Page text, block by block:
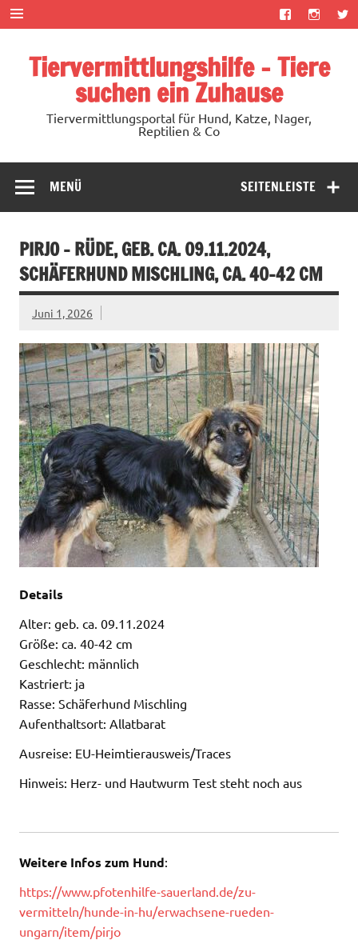
Zum
Inhalt
springen
Tiervermittlungshilfe – Tiere
suchen ein Zuhause
Tiervermittlungsportal für Hund, Katze, Nager,
Reptilien & Co
SEITENLEISTE
MENÜ
PIRJO – RÜDE, GEB. CA. 09.11.2024,
SCHÄFERHUND MISCHLING, CA. 40-42 CM
Juni 1, 2026
Details
Alter: geb. ca. 09.11.2024
Größe: ca. 40-42 cm
Geschlecht: männlich
Kastriert: ja
Rasse: Schäferhund Mischling
Aufenthaltsort: Allatbarat
Ausreise: EU-Heimtierausweis/Traces
Hinweis: Herz- und Hautwurm Test steht noch aus
Weitere Infos zum Hund:
https://www.pfotenhilfe-sauerland.de/zu-
vermitteln/hunde-in-hu/erwachsene-rueden-
ungarn/item/pirjo